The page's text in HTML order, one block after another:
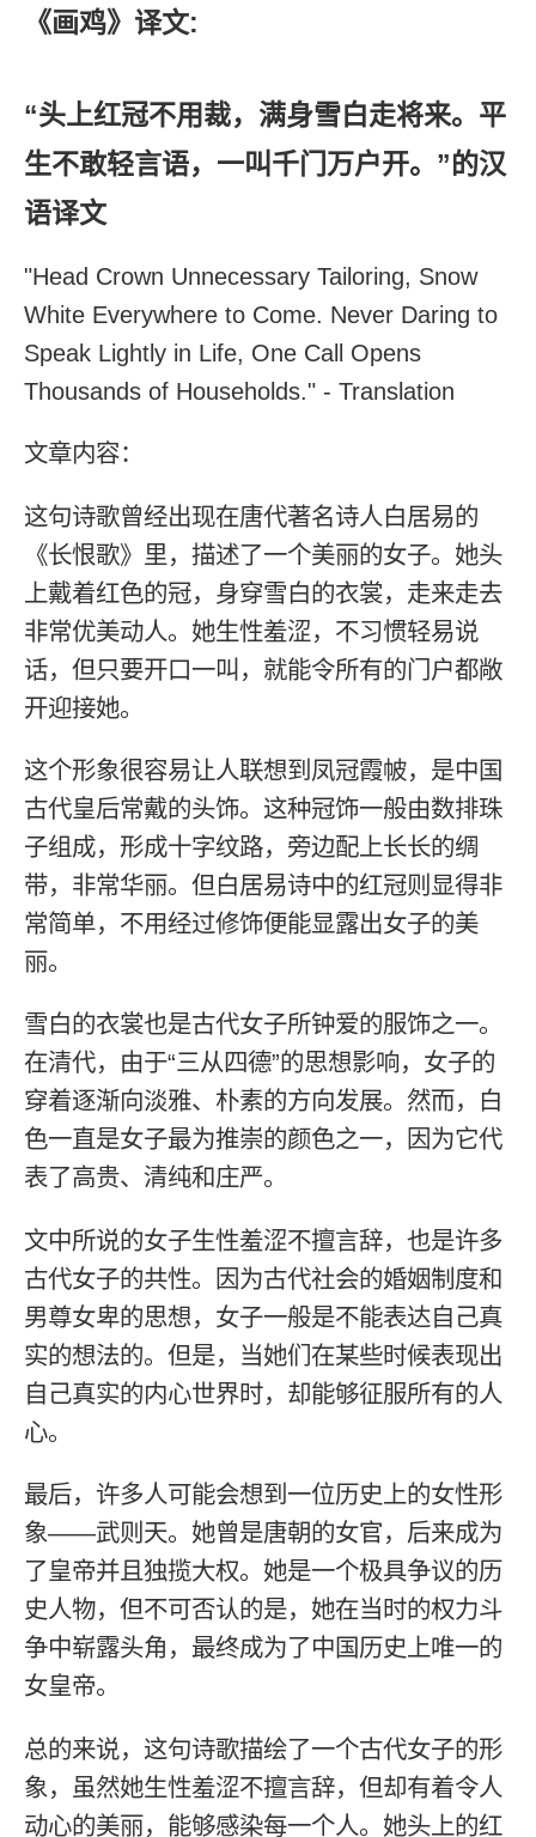
《画鸡》译文:
“头上红冠不用裁，满身雪白走将来。平
生不敢轻言语，一叫千门万户开。”的汉
语译文
"Head Crown Unnecessary Tailoring, Snow
White Everywhere to Come. Never Daring to
Speak Lightly in Life, One Call Opens
Thousands of Households." - Translation
文章内容：
这句诗歌曾经出现在唐代著名诗人白居易的
《长恨歌》里，描述了一个美丽的女子。她头
上戴着红色的冠，身穿雪白的衣裳，走来走去
非常优美动人。她生性羞涩，不习惯轻易说
话，但只要开口一叫，就能令所有的门户都敞
开迎接她。
这个形象很容易让人联想到凤冠霞帔，是中国
古代皇后常戴的头饰。这种冠饰一般由数排珠
子组成，形成十字纹路，旁边配上长长的绸
带，非常华丽。但白居易诗中的红冠则显得非
常简单，不用经过修饰便能显露出女子的美
丽。
雪白的衣裳也是古代女子所钟爱的服饰之一。
在清代，由于“三从四德”的思想影响，女子的
穿着逐渐向淡雅、朴素的方向发展。然而，白
色一直是女子最为推崇的颜色之一，因为它代
表了高贵、清纯和庄严。
文中所说的女子生性羞涩不擅言辞，也是许多
古代女子的共性。因为古代社会的婚姻制度和
男尊女卑的思想，女子一般是不能表达自己真
实的想法的。但是，当她们在某些时候表现出
自己真实的内心世界时，却能够征服所有的人
心。
最后，许多人可能会想到一位历史上的女性形
象——武则天。她曾是唐朝的女官，后来成为
了皇帝并且独揽大权。她是一个极具争议的历
史人物，但不可否认的是，她在当时的权力斗
争中崭露头角，最终成为了中国历史上唯一的
女皇帝。
总的来说，这句诗歌描绘了一个古代女子的形
象，虽然她生性羞涩不擅言辞，但却有着令人
动心的美丽，能够感染每一个人。她头上的红